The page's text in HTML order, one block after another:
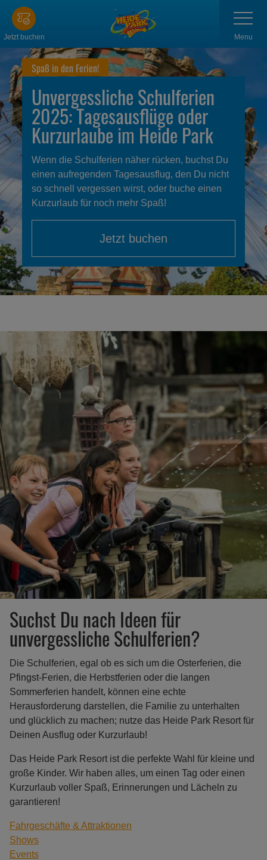
Zum
Hauptinhalt
springen
Jetzt buchen
anzeigen
Menu
Spaß in den Ferien!
Unvergessliche Schulferien
2025: Tagesausflüge oder
Kurzurlaube im Heide Park
Wenn die Schulferien näher rücken, buchst Du
einen aufregenden Tagesausflug, den Du nicht
so schnell vergessen wirst, oder buche einen
Kurzurlaub für noch mehr Spaß!
Jetzt buchen
Suchst Du nach Ideen für
unvergessliche Schulferien?
Die Schulferien, egal ob es sich um die Osterferien, die
Pfingst-Ferien, die Herbstferien oder die langen
Sommerferien handelt, können eine echte
Herausforderung darstellen, die Familie zu unterhalten
und glücklich zu machen; nutze das Heide Park Resort für
Deinen Ausflug oder Kurzurlaub!
Das Heide Park Resort ist die perfekte Wahl für kleine und
große Kinder. Wir haben alles, um einen Tag oder einen
Kurzurlaub voller Spaß, Erinnerungen und Lächeln zu
garantieren!
Fahrgeschäfte & Attraktionen
Shows
Events